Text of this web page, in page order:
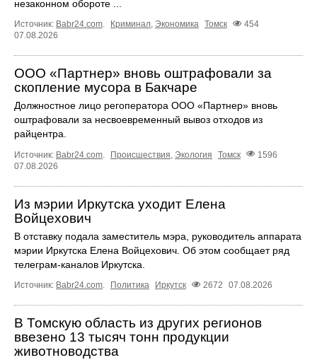
незаконном обороте ...
Источник: Babr24.com. Криминал, Экономика Томск
454
07.08.2026
ООО «Партнер» вновь оштрафовали за
скопление мусора в Бакчаре
Должностное лицо регоператора ООО «Партнер» вновь
оштрафовали за несвоевременный вывоз отходов из
райцентра.
Источник: Babr24.com Происшествия Экология Томск
1596
07.08.2026
Из мэрии Иркутска уходит Елена
Войцехович
В отставку подала заместитель мэра, руководитель аппарата
мэрии Иркутска Елена Войцехович. Об этом сообщает ряд
телеграм‑каналов Иркутска.
Источник: Babr24.com Политика Иркутск 2672 07.08.2026
В Томскую область из других регионов
ввезено 13 тысяч тонн продукции
животноводства